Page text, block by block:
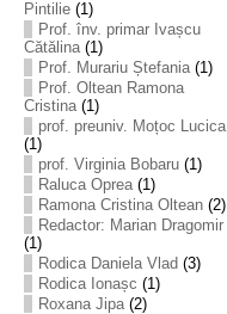
Pintilie(1)
Prof. înv. primar Ivașcu
Cătălina(1)
Prof. Murariu Ștefania(1)
Prof. Oltean Ramona
Cristina(1)
prof. preuniv. Moțoc Lucica
(1)
prof. Virginia Bobaru(1)
Raluca Oprea(1)
Ramona Cristina Oltean(2)
Redactor: Marian Dragomir
(1)
Rodica Daniela Vlad (3)
Rodica Ionașc (1)
Roxana Jipa(2)